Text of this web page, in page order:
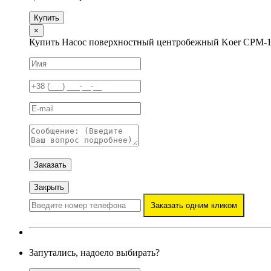
Купить
×
Купить Насос поверхностный центробежный Koer CPM-
Заказать
Закрыть
Заказать одним кликом
Запутались, надоело выбирать?